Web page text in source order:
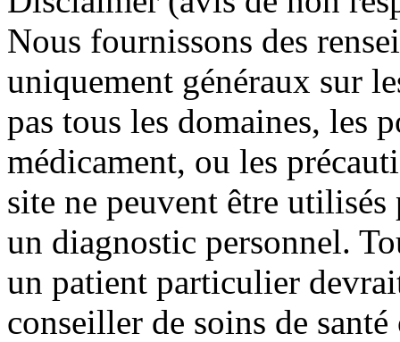
Nous fournissons des
uniquement généraux sur
pas tous les domaines, les
médicament, ou les
site ne peuvent être
un diagnostic personnel.
un patient particulier
conseiller de soins de